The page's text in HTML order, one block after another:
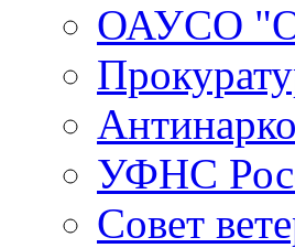
ОАУСО
УФНС
Совет